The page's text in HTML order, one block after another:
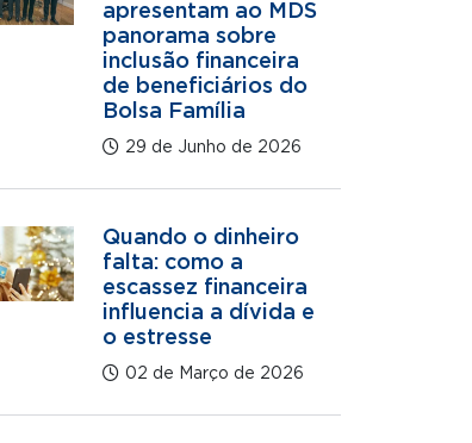
apresentam ao MDS
panorama sobre
inclusão financeira
de beneficiários do
Bolsa Família
29 de Junho de 2026
Quando o dinheiro
falta: como a
escassez financeira
influencia a dívida e
o estresse
02 de Março de 2026